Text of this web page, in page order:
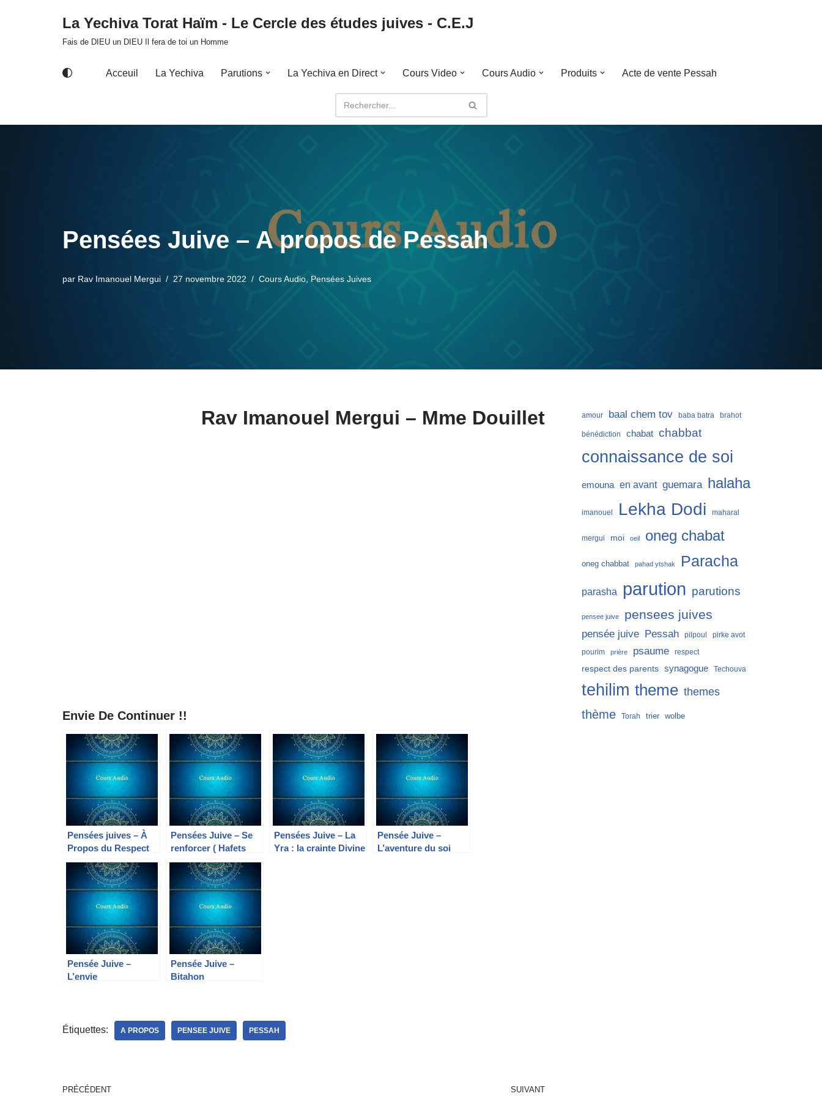
La Yechiva Torat Haïm - Le Cercle des études juives - C.E.J
Fais de DIEU un DIEU Il fera de toi un Homme
Acceuil La Yechiva Parutions La Yechiva en Direct Cours Video Cours Audio Produits Acte de vente Pessah
Pensées Juive – A propos de Pessah
par Rav Imanouel Mergui 27 novembre 2022 Cours Audio Pensées Juives
Rav Imanouel Mergui – Mme Douillet
Envie De Continuer !!
Pensées juives – À
Propos du Respect
Pensées Juive – Se
renforcer ( Hafets
Haïm)
Pensées Juive – La
Yra : la crainte Divine
Pensée Juive –
L’aventure du soi
Pensée Juive –
L’envie
Pensée Juive –
Bitahon
Étiquettes: A PROPOS PENSEE JUIVE PESSAH
PRÉCÉDENT SUIVANT
amour baal chem tov baba batra brahot
bénédiction chabat chabbat
connaissance de soi
emouna en avant guemara halaha
imanouel Lekha Dodi maharal
mergui moi oeil oneg chabat
oneg chabbat pahad ytshak Paracha
parasha parution parutions
pensee juive pensees juives
pensée juive Pessah pilpoul
pirke avot
pourim
prière psaume respect
respect des parents synagogue Techouva
tehilim theme themes
thème Torah trier wolbe